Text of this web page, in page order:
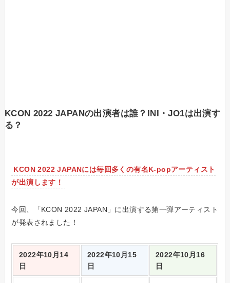
KCON 2022 JAPANの出演者は誰？INI・JO1は出演す
る？
KCON 2022 JAPANには毎回多くの有名K-popアーティスト
が出演します！
今回、「KCON 2022 JAPAN」に出演する第一弾アーティスト
が発表されました！
2022年10月14
日
2022年10月15
日
2022年10月16
日